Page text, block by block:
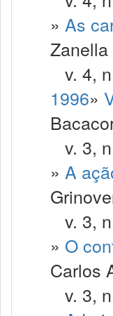
» As
v. 4,
1996»
v. 3,
» A
v. 3,
» O
Carlos
v. 3,